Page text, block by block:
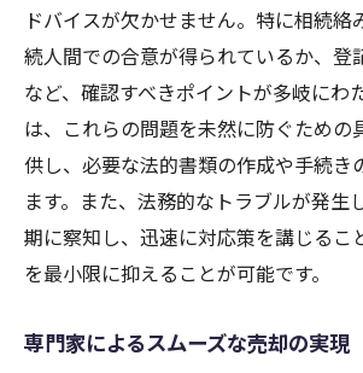
ドバイスが欠かせません。特に相続絡
続人間での合意が得られているか、登
など、確認すべきポイントが多岐にわ
は、これらの問題を未然に防ぐための
供し、必要な法的書類の作成や手続き
ます。また、法務的なトラブルが発生
期に察知し、迅速に対応策を講じるこ
を最小限に抑えることが可能です。
専門家によるスムーズな売却の実現